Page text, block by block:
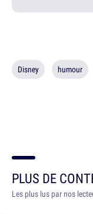
Disney humour
PLUS DE
Les plus lus par nos